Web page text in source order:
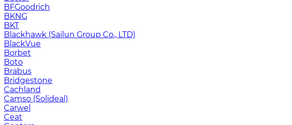
BFGoodrich
BKNG
BKT
Blackhawk (Sailun Group Co., LTD)
BlackVue
Borbet
Boto
Brabus
Bridgestone
Cachland
Camso (Solideal)
Carwel
Ceat